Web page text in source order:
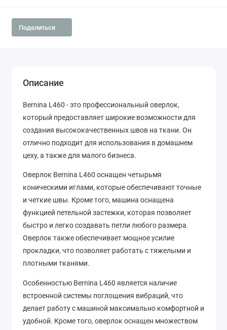
Поделиться
Описание
Bernina L460 - это профессиональный оверлок,
который предоставляет широкие возможности для
создания высококачественных швов на ткани. Он
отлично подходит для использования в домашнем
цеху, а также для малого бизнеса.
Оверлок Bernina L460 оснащен четырьмя
коническими иглами, которые обеспечивают точные
и четкие швы. Кроме того, машина оснащена
функцией петельной застежки, которая позволяет
быстро и легко создавать петли любого размера.
Оверлок также обеспечивает мощное усилие
прокладки, что позволяет работать с тяжелыми и
плотными тканями.
Особенностью Bernina L460 является наличие
встроенной системы поглощения вибраций, что
делает работу с машиной максимально комфортной и
удобной. Кроме того, оверлок оснащен множеством